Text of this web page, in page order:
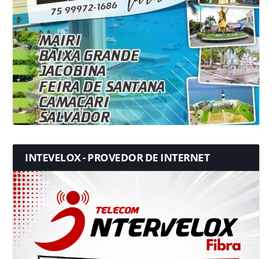
INTEVELOX - PROVEDOR DE INTERNET